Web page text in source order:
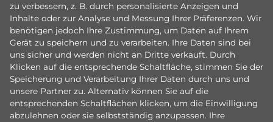
zu verbessern, z. B. durch personalisierte Anzeigen und
Inhalte oder zur Analyse und Messung Ihrer Präferenzen. Wir
benötigen jedoch Ihre Zustimmung, um Daten auf Ihrem
Gerät zu speichern und zu verarbeiten. Ihre Daten sind bei
uns sicher und werden nicht an Dritte verkauft. Durch
Klicken auf die entsprechende Schaltfläche, stimmen Sie der
Speicherung und Verarbeitung Ihrer Daten durch uns und
unsere Partner zu. Alternativ können Sie auf die
entsprechenden Schaltflächen klicken, um die Einwilligung
abzulehnen oder sie selbstständig anzupassen. Ihre